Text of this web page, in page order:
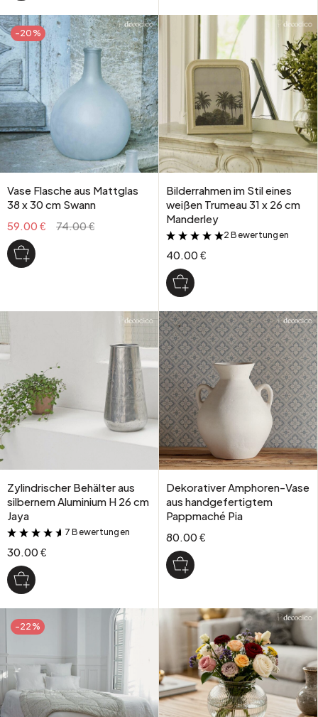
-20%
Vase Flasche aus Mattglas
38 x 30 cm Swann
59.00 €
74.00 €
Bilderrahmen im Stil eines
weißen Trumeau 31 x 26 cm
Manderley
&
2 Bewertungen
40.00 €
Zylindrischer Behälter aus
silbernem Aluminium H 26 cm
Jaya
&
7 Bewertungen
30.00 €
Dekorativer Amphoren-Vase
aus handgefertigtem
Pappmaché Pia
80.00 €
-22%